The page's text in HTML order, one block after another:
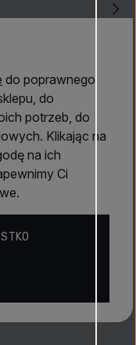
z cytrusową
Dubreuil-
jest całkiem
Cytrusy, nuty
plażowy
a od razu czuć
przy pierwszym
do poprawnego
do
potrzeb, do
Klikając na
na ich
Ci